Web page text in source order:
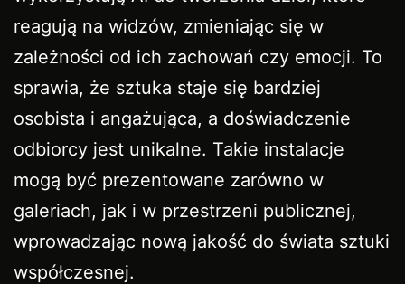
reagują na widzów, zmieniając się w
zależności od ich zachowań czy emocji. To
sprawia, że sztuka staje się bardziej
osobista i angażująca, a doświadczenie
odbiorcy jest unikalne. Takie instalacje
mogą być prezentowane zarówno w
galeriach, jak i w przestrzeni publicznej,
wprowadzając nową jakość do świata sztuki
współczesnej.